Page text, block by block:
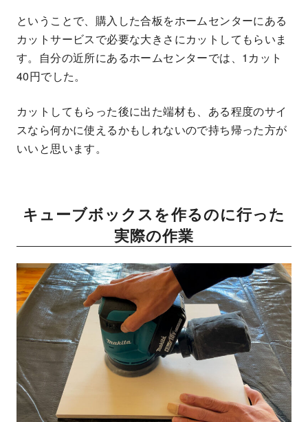
ということで、購入した合板をホームセンターにある
カットサービスで必要な大きさにカットしてもらいま
す。自分の近所にあるホームセンターでは、1カット
40円でした。
カットしてもらった後に出た端材も、ある程度のサイ
スなら何かに使えるかもしれないので持ち帰った方が
いいと思います。
キューブボックスを作るのに行った
実際の作業